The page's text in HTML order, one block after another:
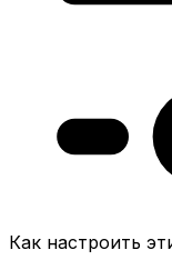
Как настроить